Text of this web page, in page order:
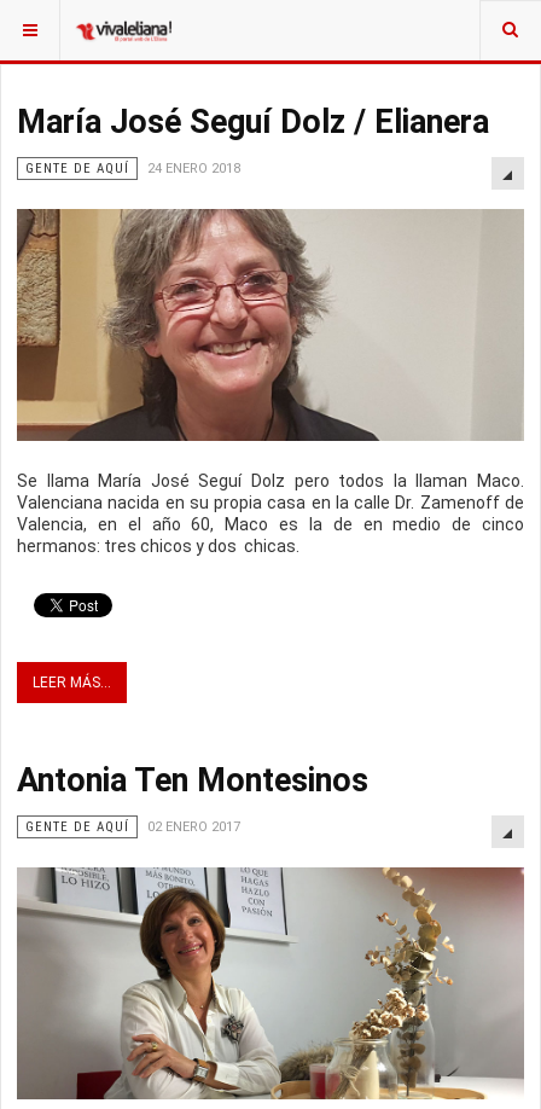
María José Seguí Dolz / Elianera
GENTE DE AQUÍ 24 ENERO 2018
Se llama María José Seguí Dolz pero todos la llaman Maco.
Valenciana nacida en su propia casa en la calle Dr. Zamenoff de
Valencia, en el año 60, Maco es la de en medio de cinco
hermanos: tres chicos y dos chicas.
LEER MÁS...
Antonia Ten Montesinos
GENTE DE AQUÍ 02 ENERO 2017